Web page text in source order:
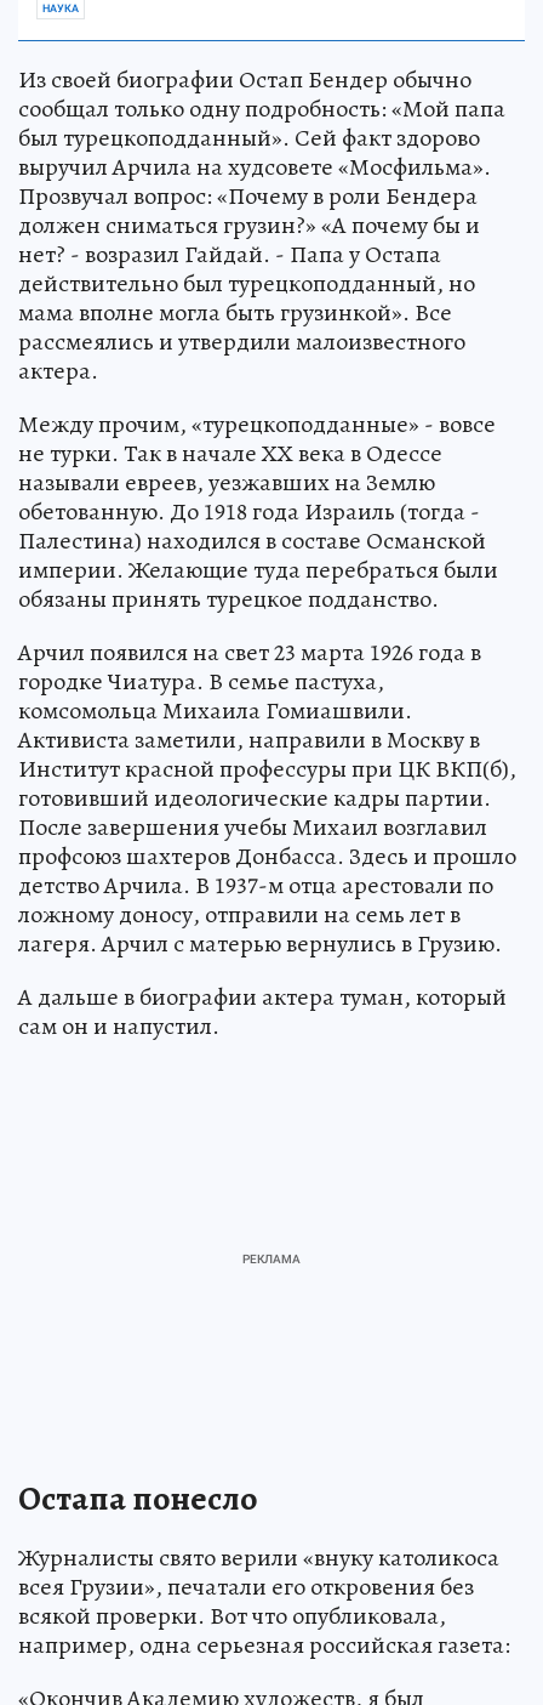
НАУКА
Из своей биографии Остап Бендер обычно
сообщал только одну подробность: «Мой папа
был турецкоподданный». Сей факт здорово
выручил Арчила на худсовете «Мосфильма».
Прозвучал вопрос: «Почему в роли Бендера
должен сниматься грузин?» «А почему бы и
нет? - возразил Гайдай. - Папа у Остапа
действительно был турецкоподданный, но
мама вполне могла быть грузинкой». Все
рассмеялись и утвердили малоизвестного
актера.
Между прочим, «турецкоподданные» - вовсе
не турки. Так в начале ХХ века в Одессе
называли евреев, уезжавших на Землю
обетованную. До 1918 года Израиль (тогда -
Палестина) находился в составе Османской
империи. Желающие туда перебраться были
обязаны принять турецкое подданство.
Арчил появился на свет 23 марта 1926 года в
городке Чиатура. В семье пастуха,
комсомольца Михаила Гомиашвили.
Активиста заметили, направили в Москву в
Институт красной профессуры при ЦК ВКП(б),
готовивший идеологические кадры партии.
После завершения учебы Михаил возглавил
профсоюз шахтеров Донбасса. Здесь и прошло
детство Арчила. В 1937-м отца арестовали по
ложному доносу, отправили на семь лет в
лагеря. Арчил с матерью вернулись в Грузию.
А дальше в биографии актера туман, который
сам он и напустил.
Остапа понесло
Журналисты свято верили «внуку католикоса
всея Грузии», печатали его откровения без
всякой проверки. Вот что опубликовала,
например, одна серьезная российская газета:
«Окончив Академию художеств, я был